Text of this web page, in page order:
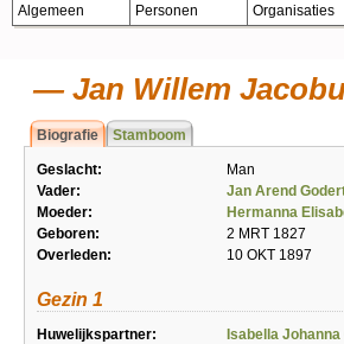
Algemeen Personen Organisaties
Jan Willem
Biografie Stamboom
Geslacht:
Man
Vader:
Jan Arend
Moeder:
Hermanna
Geboren:
2 MRT 1827
Overleden:
10 OKT 1897
Gezin 1
Huwelijkspartner:
Isabella